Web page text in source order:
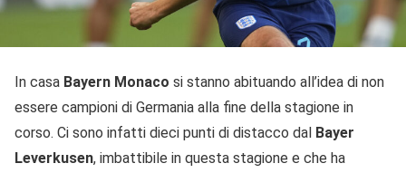
In casa Bayern Monaco si stanno abituando all’idea di non
essere campioni di Germania alla fine della stagione in
corso. Ci sono infatti dieci punti di distacco dal Bayer
Leverkusen, imbattibile in questa stagione e che ha